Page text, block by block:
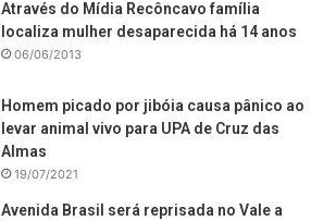
Através do Mídia Recôncavo família
localiza mulher desaparecida há 14 anos
06/06/2013
Homem picado por jibóia causa pânico ao
levar animal vivo para UPA de Cruz das
Almas
19/07/2021
Avenida Brasil será reprisada no Vale a